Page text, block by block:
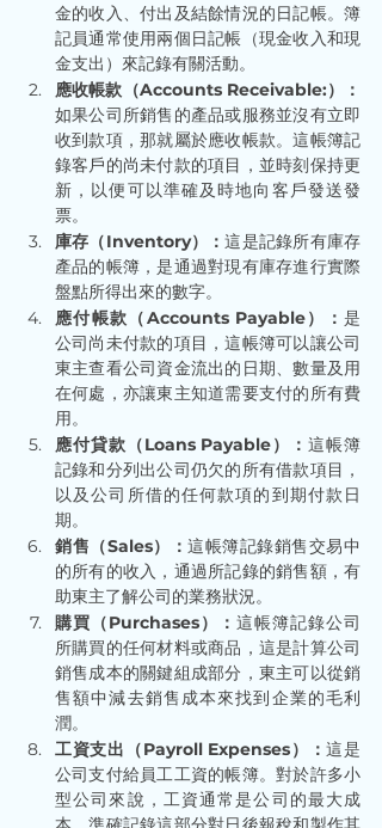
金的收入、付出及結餘情況的日記帳。簿
記員通常使用兩個日記帳（現金收入和現
金支出）來記錄有關活動。
應收帳款（Accounts Receivable:）：
如果公司所銷售的產品或服務並沒有立即
收到款項，那就屬於應收帳款。這帳簿記
錄客戶的尚未付款的項目，並時刻保持更
新，以便可以準確及時地向客戶發送發
票。
庫存（Inventory）：這是記錄所有庫存
產品的帳簿，是通過對現有庫存進行實際
盤點所得出來的數字。
應付帳款（Accounts Payable）： 是
公司尚未付款的項目，這帳簿可以讓公司
東主查看公司資金流出的日期、數量及用
在何處，亦讓東主知道需要支付的所有費
用。
應付貸款（Loans Payable）：這帳簿
記錄和分列出公司仍欠的所有借款項目，
以及公司所借的任何款項的到期付款日
期。
銷售（Sales）：這帳簿記錄銷售交易中
的所有的收入，通過所記錄的銷售額，有
助東主了解公司的業務狀況。
購買（Purchases）： 這帳簿記錄公司
所購買的任何材料或商品，這是計算公司
銷售成本的關鍵組成部分，東主可以從銷
售額中減去銷售成本來找到企業的毛利
潤。
工資支出（Payroll Expenses）：這是
公司支付給員工工資的帳簿。對於許多小
型公司來說，工資通常是公司的最大成